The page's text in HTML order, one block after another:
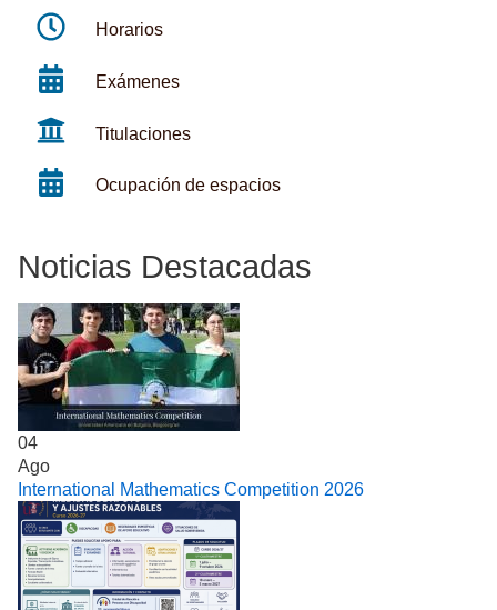
Horarios
Exámenes
Titulaciones
Ocupación de espacios
Noticias Destacadas
04
Ago
International Mathematics Competition 2026